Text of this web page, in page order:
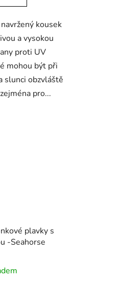
kousek
a vysokou
proti UV
mohou být při
slunci obzvláště
pro...
plavky s
-Seahorse